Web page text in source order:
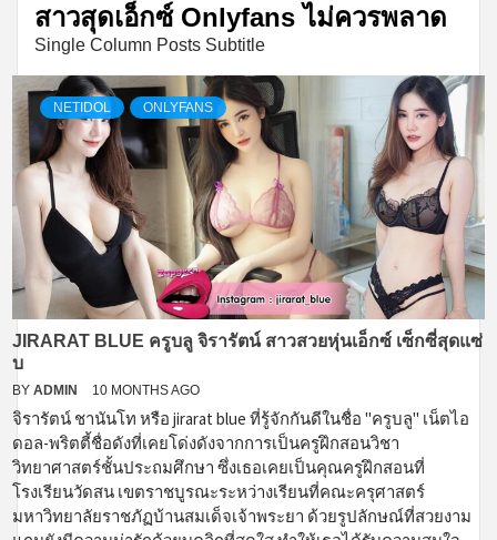
สาวสุดเอ็กซ์ Onlyfans ไม่ควรพลาด
Single Column Posts Subtitle
NETIDOL ONLYFANS
JIRARAT BLUE ครูบลู จิรารัตน์ สาวสวยหุ่นเอ็กซ์ เซ็กซี่สุดแซ่
บ
BY ADMIN 10 MONTHS AGO
จิรารัตน์ ชานันโท หรือ jirarat blue ที่รู้จักกันดีในชื่อ "ครูบลู" เน็ตไอ
ดอล-พริตตี้ชื่อดังที่เคยโด่งดังจากการเป็นครูฝึกสอนวิชา
วิทยาศาสตร์ชั้นประถมศึกษา ซึ่งเธอเคยเป็นคุณครูฝึกสอนที่
โรงเรียนวัดสน เขตราชบูรณะระหว่างเรียนที่คณะครุศาสตร์
มหาวิทยาลัยราชภัฏบ้านสมเด็จเจ้าพระยา ด้วยรูปลักษณ์ที่สวยงาม